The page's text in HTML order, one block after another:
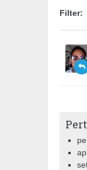
Filter: